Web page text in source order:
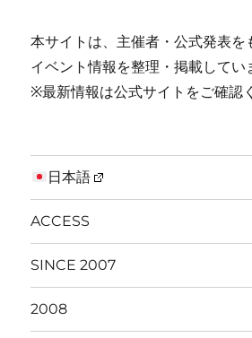
本サイトは、主催者・公式発表を
イベント情報を整理・掲載してい
※最新情報は公式サイトをご確認
日本語
ACCESS
SINCE 2007
2008